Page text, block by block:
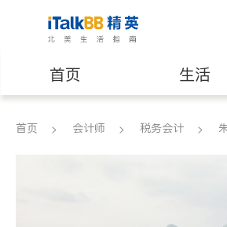
首页 生活
医生 律师
首页 会计师 税务会计